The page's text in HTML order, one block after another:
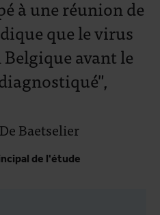
à une réunion de
que le virus
avant le
Baetselier
de l'étude